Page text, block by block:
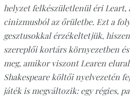
helyzet felkészületlenül éri Leart,
cinizmusból az őrületbe. Ezt a
gesztusokkal érzékeltetjük,
szereplői kortárs környezetben
meg, amikor viszont Learen
Shakespeare költői nyelvezetén
játék is megváltozik: egy régies,